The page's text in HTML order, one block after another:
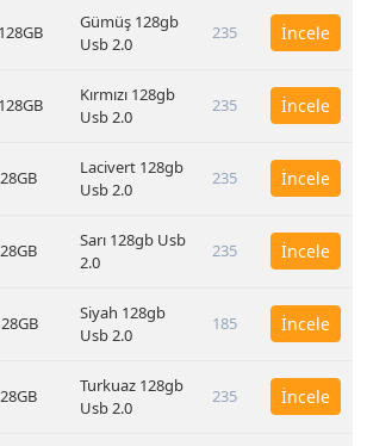
Gümüş 128gb
Usb 2.0
235 İncele
Kırmızı 128gb
Usb 2.0
235 İncele
Lacivert 128gb
Usb 2.0
235 İncele
Sarı 128gb Usb
2.0
235 İncele
Siyah 128gb
Usb 2.0
185 İncele
Turkuaz 128gb
Usb 2.0
235 İncele